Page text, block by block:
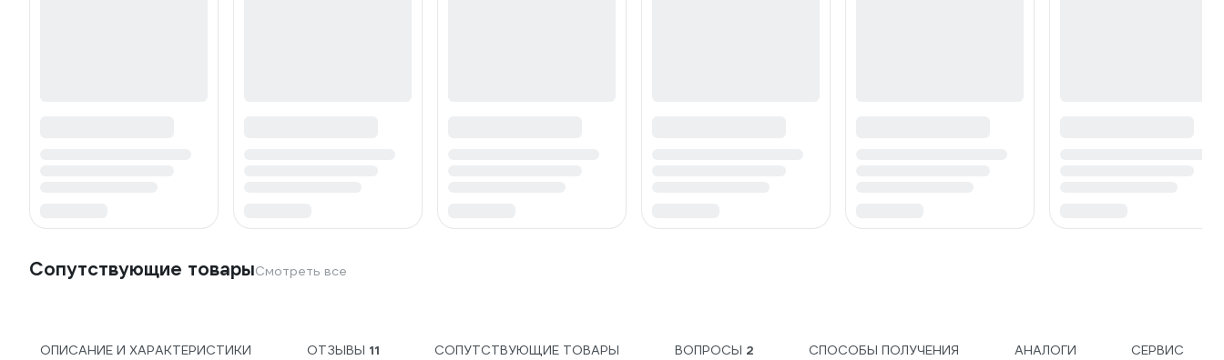
Сопутствующие товарыСмотреть все
ОПИСАНИЕ И ХАРАКТЕРИСТИКИ ОТЗЫВЫ 11 СОПУТСТВУЮЩИЕ ТОВАРЫ ВОПРОСЫ 2 СПОСОБЫ ПОЛУЧЕНИЯ АНАЛОГИ СЕРВИС